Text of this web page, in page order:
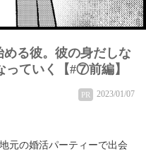
る彼。彼の身だしな
っていく【#⑦前編】
PR 2023/01/07
元の婚活パーティーで出会